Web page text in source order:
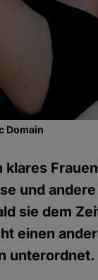
Domain
und
sie dem
einen
unterordnet.